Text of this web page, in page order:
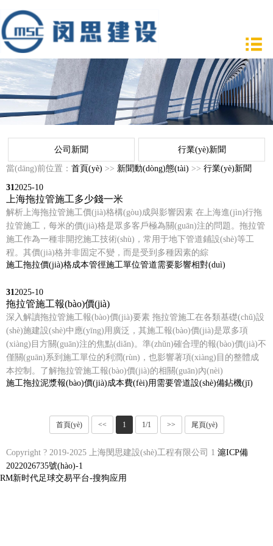
公司新聞 行業(yè)新聞
當(dāng)前位置： 首頁(yè) >> 新聞動(dòng)態(tài) >> 行業(yè)新聞
31 2025-10
上海拖拉管施工多少錢一米
解析上海拖拉管施工價(jià)格構(gòu)成與影響因素 在上海進(jìn)行拖
拉管施工，每米的價(jià)格是眾多客戶極為關(guān)注的問題。拖拉管
施工作為一種非開挖施工技術(shù)，常用于地下管道鋪設(shè)等工
程。其價(jià)格并非固定不變，而是受到多種因素的綜
施工拖拉價(jià)格成本管徑施工單位管道需要影響相對(duì)
31 2025-10
拖拉管施工報(bào)價(jià)
深入解讀拖拉管施工報(bào)價(jià)要素 拖拉管施工在各類基礎(chǔ)設
(shè)施建設(shè)中應(yīng)用廣泛，其施工報(bào)價(jià)是眾多項
(xiàng)目方關(guān)注的焦點(diǎn)。準(zhǔn)確合理的報(bào)價(jià)不
僅關(guān)系到施工單位的利潤(rùn)，也影響著項(xiàng)目的整體成
本控制。了解拖拉管施工報(bào)價(jià)的相關(guān)內(nèi)
施工拖拉泥漿報(bào)價(jià)成本費(fèi)用 需要管道設(shè)備鉆機(jī)
首頁(yè) << 1 1/1 >> 尾頁(yè)
Copyright ? 2019-2025 上海閔思建設(shè)工程有限公司 1 滬ICP備
2022026735號(hào)-1
RM新时代足球交易平台-搜狗应用